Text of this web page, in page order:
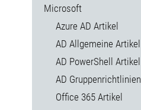
Microsoft
Azure AD Artikel
AD Allgemeine Artikel
AD PowerShell Artikel
AD Gruppenrichtlinien
Office 365 Artikel